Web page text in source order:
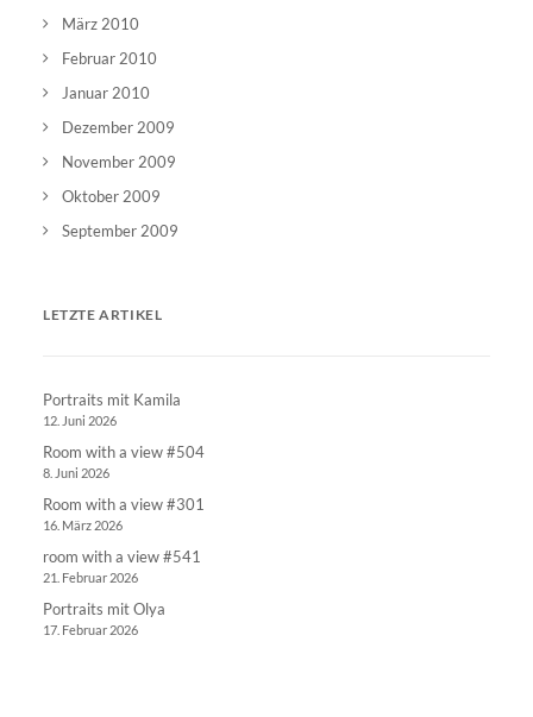
März 2010
Februar 2010
Januar 2010
Dezember 2009
November 2009
Oktober 2009
September 2009
LETZTE ARTIKEL
Portraits mit Kamila
12. Juni 2026
Room with a view #504
8. Juni 2026
Room with a view #301
16. März 2026
room with a view #541
21. Februar 2026
Portraits mit Olya
17. Februar 2026